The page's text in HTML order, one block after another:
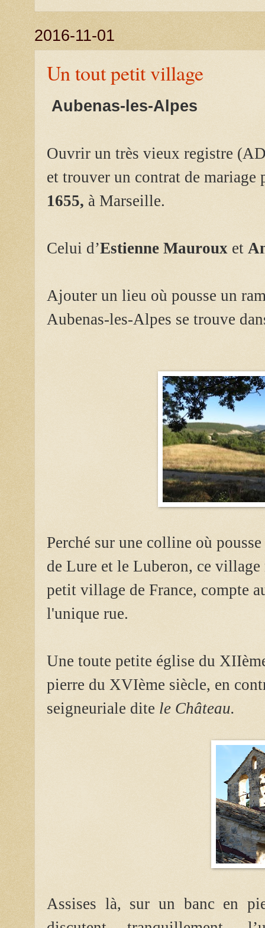
2016-11-01
Un tout petit village
Aubenas-les-Alpes
Ouvrir un très vieux registre
et trouver un contrat de mariage
1655, à Marseille.
Celui d’Estienne Mauroux et
Ajouter un lieu où pousse un
Aubenas-les-Alpes se trouve
Perché sur une colline où
de Lure et le Luberon, ce village
petit village de France, compte
l'unique rue.
Une toute petite église du
pierre du XVIème siècle, en
seigneuriale dite le Château.
Assises là, sur un banc en